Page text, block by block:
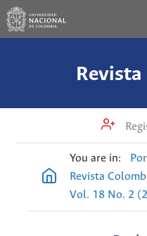
You are in:
Revista
Vol. 18 No. 2